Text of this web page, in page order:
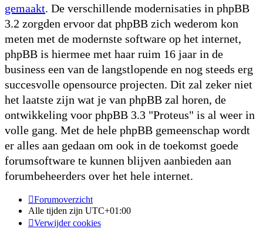
gemaakt. De verschillende modernisaties in phpBB
3.2 zorgden ervoor dat phpBB zich wederom kon
meten met de modernste software op het internet,
phpBB is hiermee met haar ruim 16 jaar in de
business een van de langstlopende en nog steeds erg
succesvolle opensource projecten. Dit zal zeker niet
het laatste zijn wat je van phpBB zal horen, de
ontwikkeling voor phpBB 3.3 "Proteus" is al weer in
volle gang. Met de hele phpBB gemeenschap wordt
er alles aan gedaan om ook in de toekomst goede
forumsoftware te kunnen blijven aanbieden aan
forumbeheerders over het hele internet.
Forumoverzicht
Alle tijden zijn UTC+01:00
Verwijder cookies